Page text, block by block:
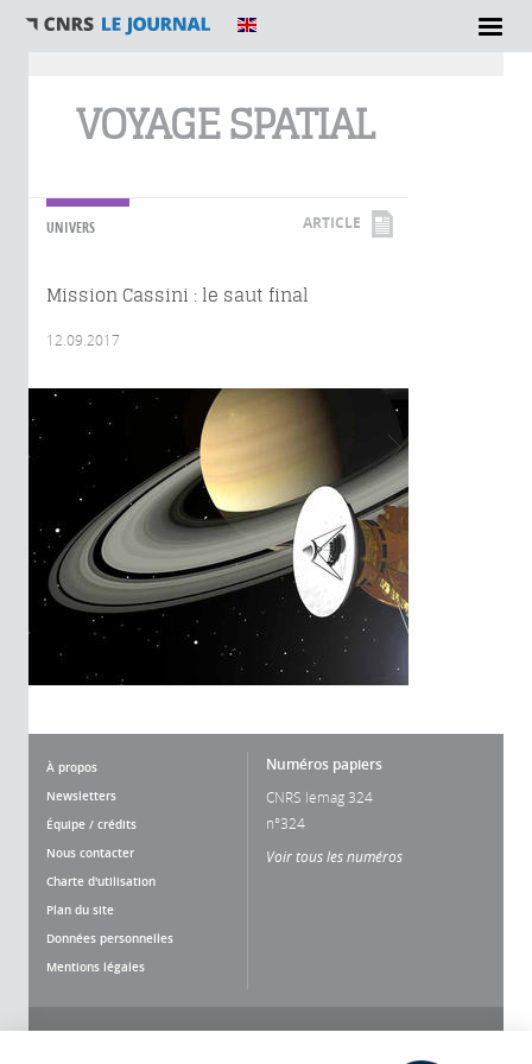
VOYAGE SPATIAL
UNIVERS ARTICLE
Mission Cassini : le saut final
12.09.2017
À propos
Newsletters
Équipe / crédits
Nous contacter
Charte d'utilisation
Plan du site
Données personnelles
Mentions légales
Numéros papiers
CNRS lemag 324
n°324
Voir tous les numéros